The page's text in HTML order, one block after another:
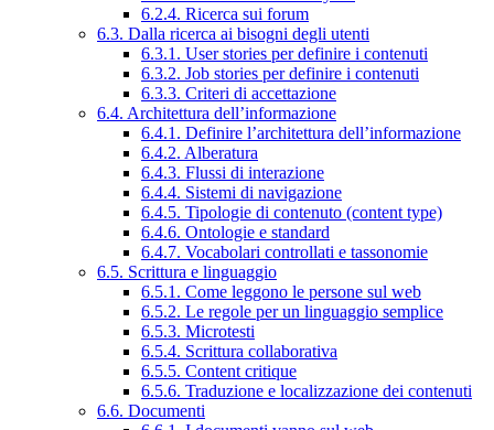
6.2.4. Ricerca sui forum
6.3. Dalla ricerca ai bisogni degli utenti
6.3.1. User stories per definire i contenuti
6.3.2. Job stories per definire i contenuti
6.3.3. Criteri di accettazione
6.4. Architettura dell’informazione
6.4.1. Definire l’architettura dell’informazione
6.4.2. Alberatura
6.4.3. Flussi di interazione
6.4.4. Sistemi di navigazione
6.4.5. Tipologie di contenuto (content type)
6.4.6. Ontologie e standard
6.4.7. Vocabolari controllati e tassonomie
6.5. Scrittura e linguaggio
6.5.1. Come leggono le persone sul web
6.5.2. Le regole per un linguaggio semplice
6.5.3. Microtesti
6.5.4. Scrittura collaborativa
6.5.5. Content critique
6.5.6. Traduzione e localizzazione dei contenuti
6.6. Documenti